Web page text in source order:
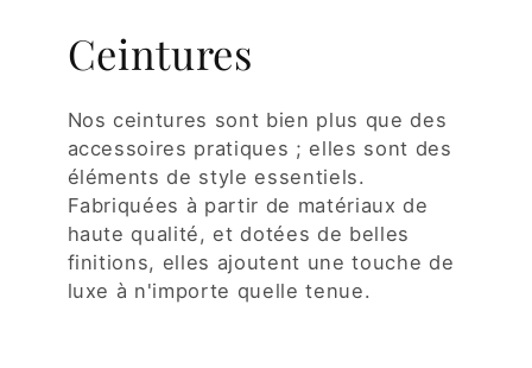
Ceintures
Nos ceintures sont bien plus que des
accessoires pratiques ; elles sont des
éléments de style essentiels.
Fabriquées à partir de matériaux de
haute qualité, et dotées de belles
finitions, elles ajoutent une touche de
luxe à n'importe quelle tenue.